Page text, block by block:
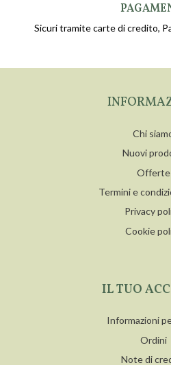
Sicuri tramite carte di credito,
Chi
Nuovi
Offerte
Termini e
Privacy
Cookie
IL TUO
Informazioni
Ordini
Note di